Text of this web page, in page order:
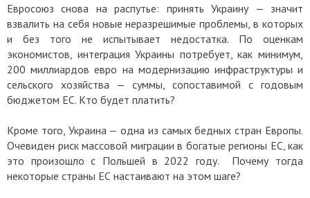
Евросоюз снова на распутье: принять Украину — значит
взвалить на себя новые неразрешимые проблемы, в которых
и без того не испытывает недостатка. По оценкам
экономистов, интеграция Украины потребует, как минимум,
200 миллиардов евро на модернизацию инфраструктуры и
сельского хозяйства — суммы, сопоставимой с годовым
бюджетом ЕС. Кто будет платить?
Кроме того, Украина — одна из самых бедных стран Европы.
Очевиден риск массовой миграции в богатые регионы ЕС, как
это произошло с Польшей в 2022 году. Почему тогда
некоторые страны ЕС настаивают на этом шаге?